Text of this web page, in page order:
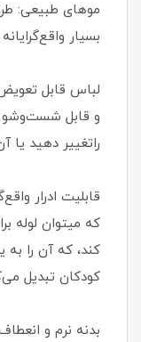
موهای طبیعی:
بسیار
لباس قابل
و قابل شست‌وشو
راتغییر دهید یا
قابلیت ادرار
که میتوان لوله
کند، که آن را
کودکان تبدیل
بدنه نرم و